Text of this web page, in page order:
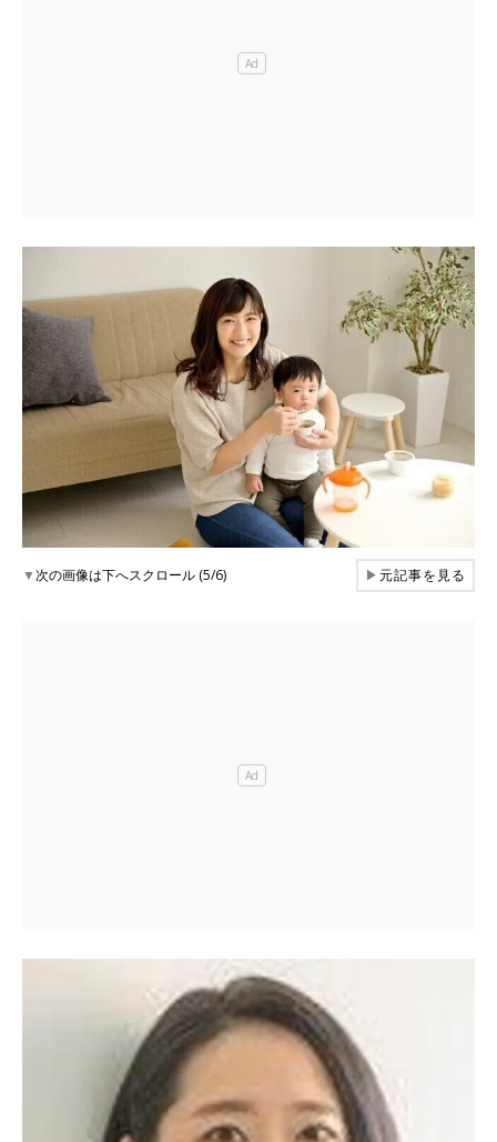
▼次の画像は下へスクロール (5/6) ▶元記事を見る